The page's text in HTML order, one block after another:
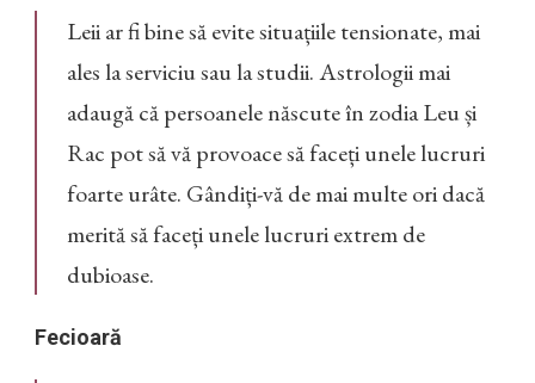
Leii ar fi bine să evite situațiile tensionate, mai
ales la serviciu sau la studii. Astrologii mai
adaugă că persoanele născute în zodia Leu și
Rac pot să vă provoace să faceți unele lucruri
foarte urâte. Gândiți-vă de mai multe ori dacă
merită să faceți unele lucruri extrem de
dubioase.
Fecioară